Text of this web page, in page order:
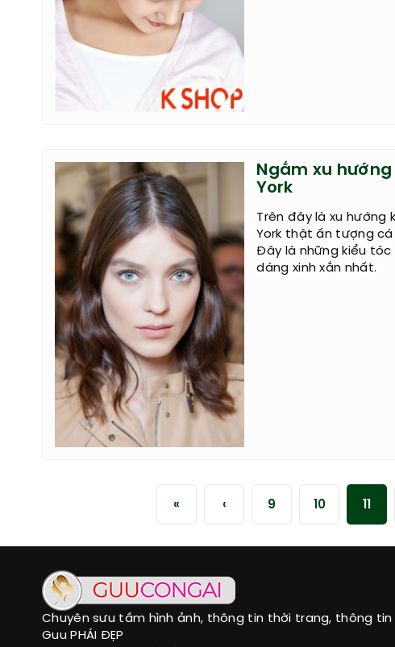
Ngắm xu
York
Trên đây là xu hướng
York thật ấn tượng cá
Đây là những kiểu
dáng xinh xắn nhất.
« ‹ 9 10 11
Chuyên sưu tầm hình ảnh, thông tin thời trang, thông
Guu PHÁI ĐẸP